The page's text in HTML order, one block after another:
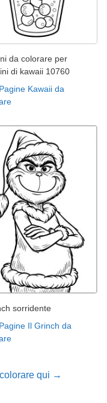
da colorare per
di kawaii 10760
Pagine Kawaii da
sorridente
Pagine Il Grinch da
qui →